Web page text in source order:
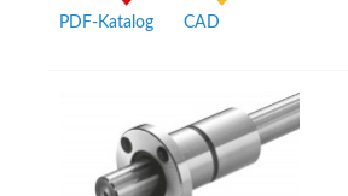
PDF-Katalog CAD